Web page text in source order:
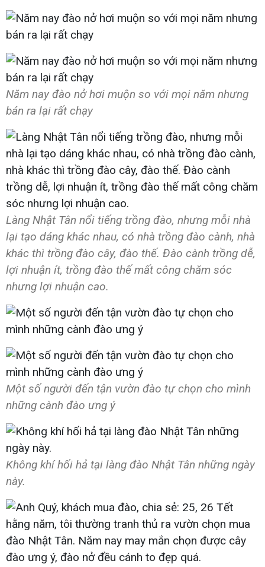
Năm nay đào nở hơi muộn so với mọi năm nhưng
bán ra lại rất chạy
Làng Nhật Tân nổi tiếng trồng đào, nhưng mỗi nhà
lại tạo dáng khác nhau, có nhà trồng đào cành, nhà
khác thì trồng đào cây, đào thế. Đào cành trồng dễ,
lợi nhuận ít, trồng đào thế mất công chăm sóc
nhưng lợi nhuận cao.
Một số người đến tận vườn đào tự chọn cho mình
những cành đào ưng ý
Không khí hối hả tại làng đào Nhật Tân những ngày
này.